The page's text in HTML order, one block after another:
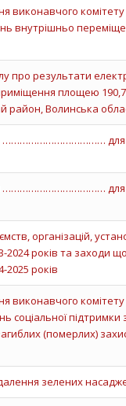
виконавчого
внутрішньо
про результати
площею
район, Волинська
……………………………… для
……………………………… для
організацій,
2024 років та заходи
2025 років
виконавчого
соціальної підтримки
(померлих)
зелених